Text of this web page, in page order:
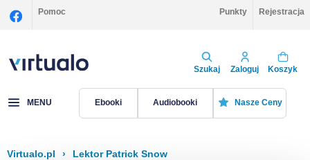
Pomoc Punkty Rejestracja
Szukaj Zaloguj Koszyk
MENU Ebooki Audiobooki Nasze Ceny
Virtualo.pl › Lektor Patrick Snow